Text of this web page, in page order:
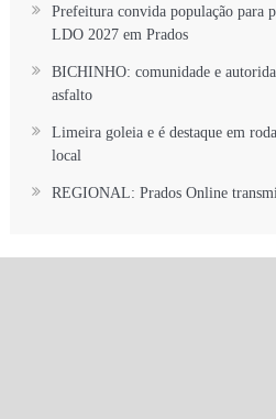
Prefeitura convida população para
LDO 2027 em Prados
BICHINHO: comunidade e
asfalto
Limeira goleia e é destaque em
local
REGIONAL: Prados Online